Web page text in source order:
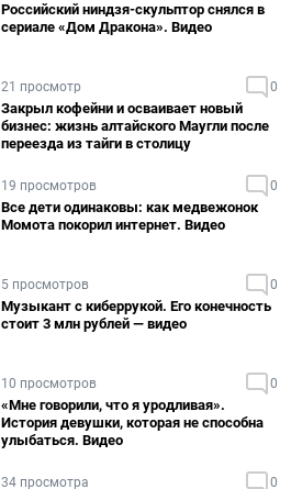
Российский ниндзя-скульптор снялся в
сериале «Дом Дракона». Видео
21 просмотр 0
Закрыл кофейни и осваивает новый
бизнес: жизнь алтайского Маугли после
переезда из тайги в столицу
19 просмотров 0
Все дети одинаковы: как медвежонок
Момота покорил интернет. Видео
5 просмотров 0
Музыкант с киберрукой. Его конечность
стоит 3 млн рублей — видео
10 просмотров 0
«Мне говорили, что я уродливая».
История девушки, которая не способна
улыбаться. Видео
34 просмотра 0